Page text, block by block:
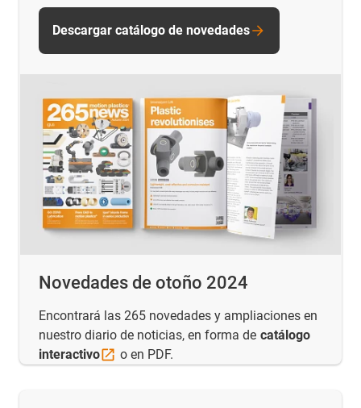
Novedades de otoño 2024
Encontrará las 265 novedades y ampliaciones en
nuestro diario de noticias, en forma de catálogo
interactivo
o en PDF.
Descargar catálogo de novedades